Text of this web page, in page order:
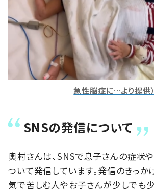
急性脳症に…より提供）
SNSの発信について
奥村さんは、SNSで息子さんの症状
ついて発信しています。発信のきっか
気で苦しむ人やお子さんが少しでも